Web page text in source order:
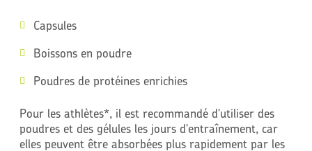
Capsules
Boissons en poudre
Poudres de protéines enrichies
Pour les athlètes*, il est recommandé d'utiliser des
poudres et des gélules les jours d'entraînement, car
elles peuvent être absorbées plus rapidement par les